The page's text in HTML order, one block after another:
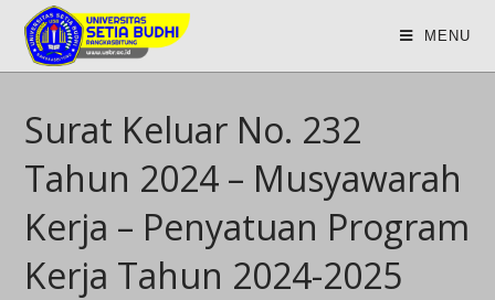
MENU
Surat Keluar No. 232
Tahun 2024 – Musyawarah
Kerja – Penyatuan Program
Kerja Tahun 2024-2025